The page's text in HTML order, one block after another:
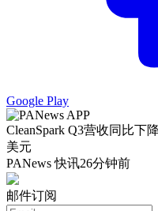
Google Play
CleanSpark Q3营收同比下
美元
PANews 快讯26分钟前
邮件订阅